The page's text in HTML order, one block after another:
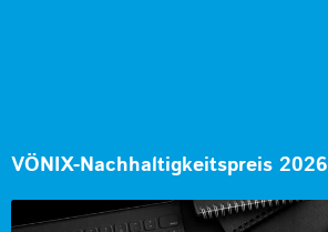
VÖNIX-Nachhaltigkeitspreis 2026